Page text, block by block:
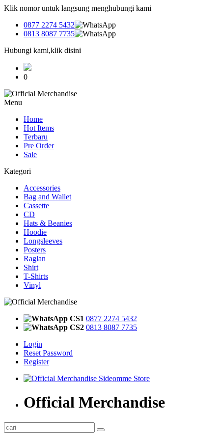
Klik nomor untuk langsung menghubungi kami
0877 2274 5432
0813 8087 7735
Hubungi kami,klik disini
0
Menu
Home
Hot Items
Terbaru
Pre Order
Sale
Kategori
Accessories
Bag and Wallet
Cassette
CD
Hats & Beanies
Hoodie
Longsleeves
Posters
Raglan
Shirt
T-Shirts
Vinyl
CS1 0877 2274 5432
CS2 0813 8087 7735
Login
Reset Password
Register
Official Merchandise